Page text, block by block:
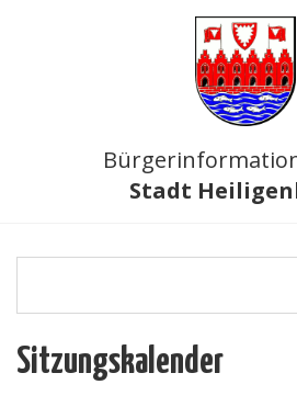
Stadt
Sitzungskalender